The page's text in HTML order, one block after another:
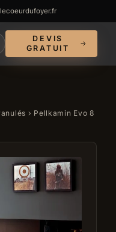
DEVIS
GRATUIT
› Pellkamin Evo 8